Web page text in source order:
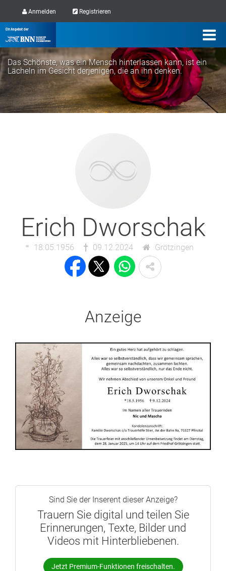
Anmelden Registrieren
Das Schönste, was ein Mensch hinterlassen kann, ist ein
Lächeln im Gesicht derjenigen, die an ihn denken.
Erich Dworschak
18.05.1956 09.12.2024 Grötzingen
Anzeige
Sind Sie der Inserent dieser Anzeige?
Trauern Sie digital und teilen Sie
Erinnerungen, Texte, Bilder und
Videos mit Hinterbliebenen.
Jetzt Premium-Funktionen freischalten.